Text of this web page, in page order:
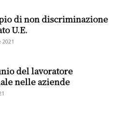
di non discriminazione
U.E.
del lavoratore
nelle aziende